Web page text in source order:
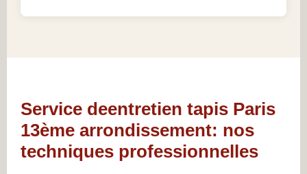
Service deentretien tapis Paris
13ème arrondissement: nos
techniques professionnelles